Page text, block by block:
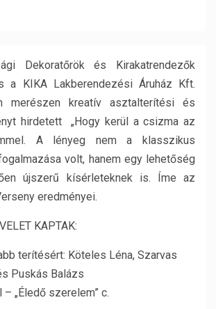
Dekoratőrök és Kirakatrendezők
a KIKA Lakberendezési Áruház Kft.
merészen kreatív asztalterítési és
hirdetett „Hogy kerül a csizma az
A lényeg nem a klasszikus
volt, hanem egy lehetőség
újszerű kísérleteknek is. Íme az
eredményei.
KAPTAK:
terítésért: Köteles Léna, Szarvas
Puskás Balázs
„Éledő szerelem” c.